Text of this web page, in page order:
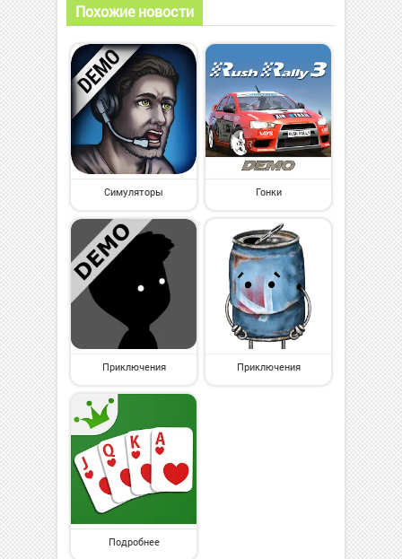
Похожие новости
Симуляторы Гонки
Приключения Приключения
Подробнее